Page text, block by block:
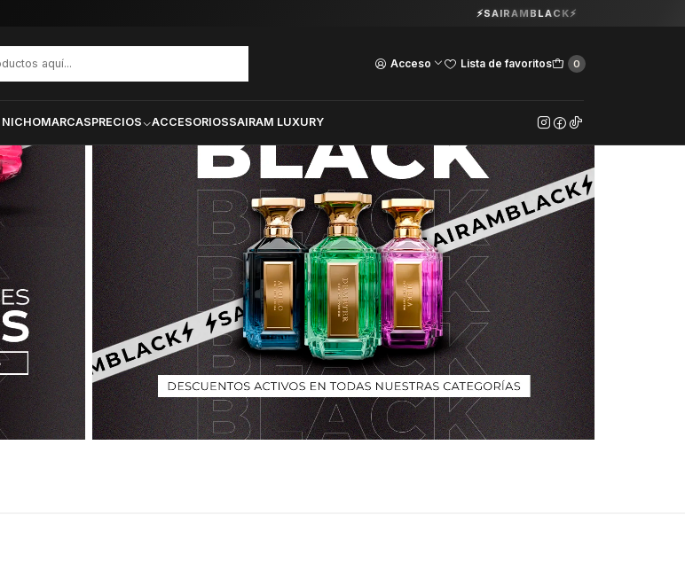
Acceso Lista de favoritos 0
NICHOMARCASPRECIOS ACCESORIOSSAIRAM LUXURY
Guardia Vieja 202. Oficina 102.Ver Horarios
⚡SAIRAMBLACK⚡